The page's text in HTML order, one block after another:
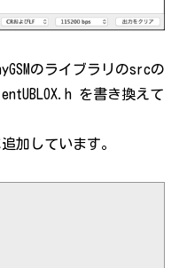
のライブラリのsrcの
を書き換えて
加しています。